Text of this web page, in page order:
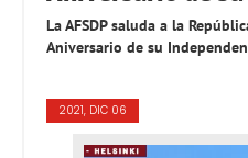
La AFSDP saluda a la
Aniversario de su
2021, DIC 06